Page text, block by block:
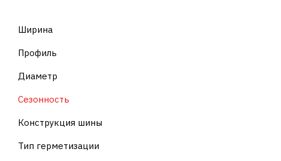
Ширина
Профиль
Диаметр
Сезонность
Конструкция шины
Тип герметизации